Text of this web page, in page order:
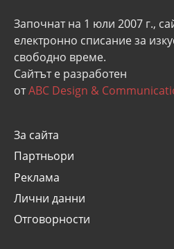
Започнат на 1 юли 2007 г.,
eлектронно списание за
свободно време.
Сайтът е разработен
отABC Design &
За сайта
Партньори
Реклама
Лични данни
Отговорности